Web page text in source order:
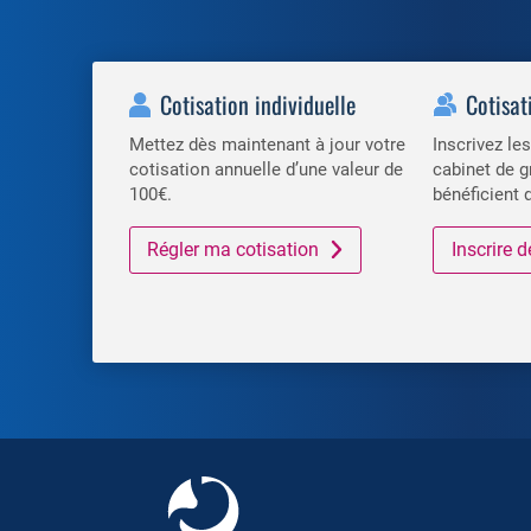
Cotisation individuelle
Mettez dès maintenant à jour votre
cotisation annuelle d’une valeur de
100€.
Régler ma cotisation
Inscrivez
cabinet de
bénéficient
Inscrire